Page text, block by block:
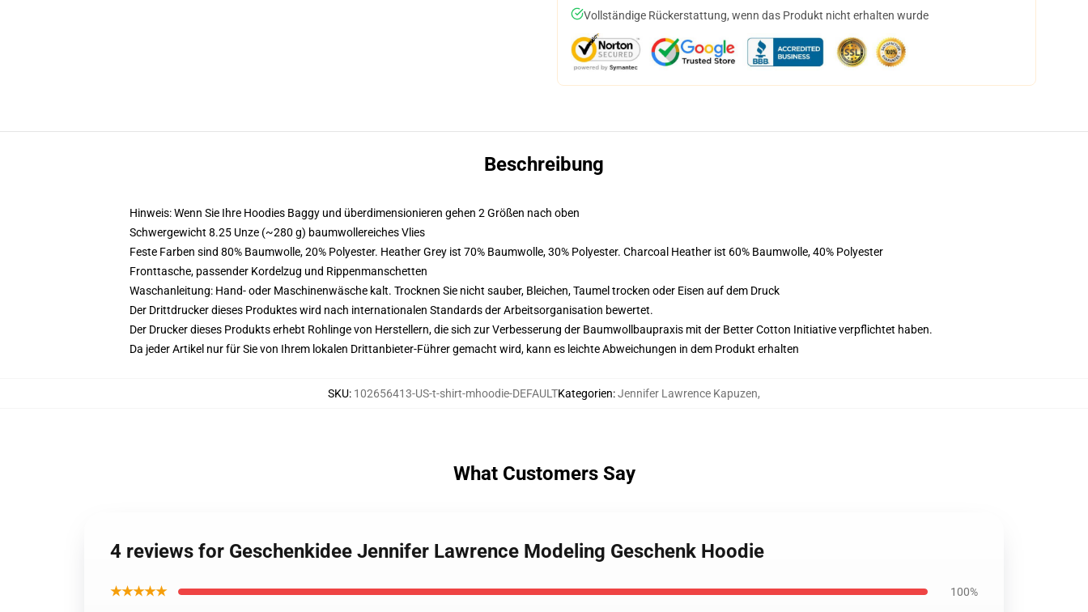
Vollständige Rückerstattung, wenn das Produkt nicht erhalten wurde
Beschreibung
Hinweis: Wenn Sie Ihre Hoodies Baggy und überdimensionieren gehen 2 Größen nach oben
Schwergewicht 8.25 Unze (~280 g) baumwollereiches Vlies
Feste Farben sind 80% Baumwolle, 20% Polyester. Heather Grey ist 70% Baumwolle, 30% Polyester. Charcoal Heather ist 60% Baumwolle, 40% Polyester
Fronttasche, passender Kordelzug und Rippenmanschetten
Waschanleitung: Hand- oder Maschinenwäsche kalt. Trocknen Sie nicht sauber, Bleichen, Taumel trocken oder Eisen auf dem Druck
Der Drittdrucker dieses Produktes wird nach internationalen Standards der Arbeitsorganisation bewertet.
Der Drucker dieses Produkts erhebt Rohlinge von Herstellern, die sich zur Verbesserung der Baumwollbaupraxis mit der Better Cotton Initiative verpflichtet haben.
Da jeder Artikel nur für Sie von Ihrem lokalen Drittanbieter-Führer gemacht wird, kann es leichte Abweichungen in dem Produkt erhalten
SKU: 102656413-US-t-shirt-mhoodie-DEFAULTKategorien:Jennifer Lawrence Kapuzen,
What Customers Say
4 reviews for Geschenkidee Jennifer Lawrence Modeling Geschenk Hoodie
★★★★★ 100%